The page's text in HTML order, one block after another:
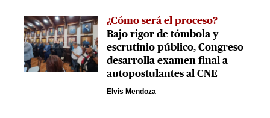
¿Cómo será el proceso?
Bajo rigor de tómbola y
escrutinio público, Congreso
desarrolla examen final a
autopostulantes al CNE
Elvis Mendoza